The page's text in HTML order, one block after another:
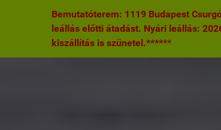
Bemutatóterem: 1119 Budapest
leállás előtti átadást. Nyári leállás:
kiszállítás is szünetel.******